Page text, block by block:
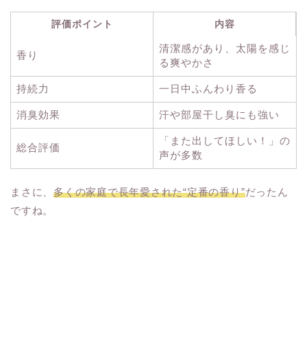
評価ポイント 内容
香り
清潔感があり、太陽を感じ
る爽やかさ
持続力 一日中ふんわり香る
消臭効果 汗や部屋干し臭にも強い
総合評価
「また出してほしい！」の
声が多数
まさに、多くの家庭で長年愛された“定番の香り”だったん
ですね。